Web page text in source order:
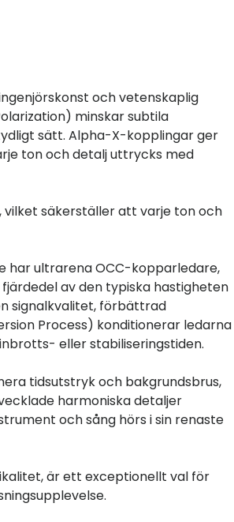
och vetenskaplig
minskar subtila
sätt. Alpha-X-kopplingar ger
ton och detalj uttrycks med
säkerställer att varje ton och
har ultrarena OCC-kopparledare,
av den typiska hastigheten
signalkvalitet, förbättrad
Process) konditionerar ledarna
eller stabiliseringstiden.
tidsutstryk och bakgrundsbrus,
harmoniska detaljer
och sång hörs i sin renaste
är ett exceptionellt val för